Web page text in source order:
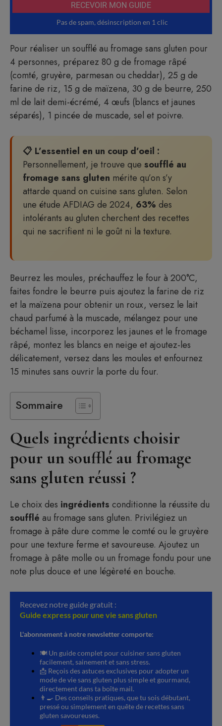
Pour réaliser un soufflé au fromage sans gluten pour
4 personnes, préparez 80 g de fromage râpé
(comté, gruyère, parmesan ou cheddar), 25 g de
farine de riz, 15 g de maïzena, 30 g de beurre, 250
ml de lait demi-écrémé, 4 œufs (blancs et jaunes
séparés), 1 pincée de muscade, sel et poivre.
📋 L’essentiel en un coup d’oeil :
Personnellement, je trouve que soufflé au
fromage sans gluten mérite qu’on s’y
attarde quand on cuisine sans gluten. Selon
une étude AFDIAG de 2024, 63% des
intolérants au gluten cherchent des recettes
qui ne sacrifient ni le goût ni la texture.
Beurrez les moules, préchauffez le four à 200°C,
faites fondre le beurre puis ajoutez la farine de riz
et la maïzena pour obtenir un roux, versez le lait
chaud parfumé à la muscade, mélangez pour une
béchamel lisse, incorporez les jaunes et le fromage
râpé, montez les blancs en neige et ajoutez-les
délicatement, versez dans les moules et enfournez
15 minutes sans ouvrir la porte du four.
Sommaire
Quels ingrédients choisir
pour un soufflé au fromage
sans gluten réussi ?
Le choix des ingrédients conditionne la réussite du
soufflé au fromage sans gluten. Privilégiez un
fromage à pâte dure comme le comté ou le gruyère
pour une texture ferme et savoureuse. Ajoutez un
fromage à pâte molle ou un fromage fondu pour une
note plus douce et une légèreté en bouche.